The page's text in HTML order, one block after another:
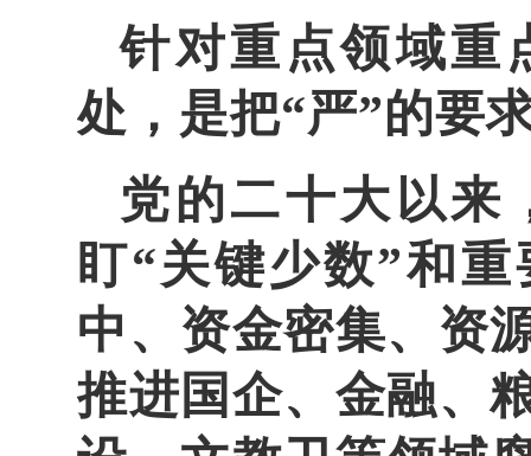
针对重点领域重
处，是把“严”的要
党的二十大以来
盯“关键少数”和
中、资金密集、资
推进国企、金融、